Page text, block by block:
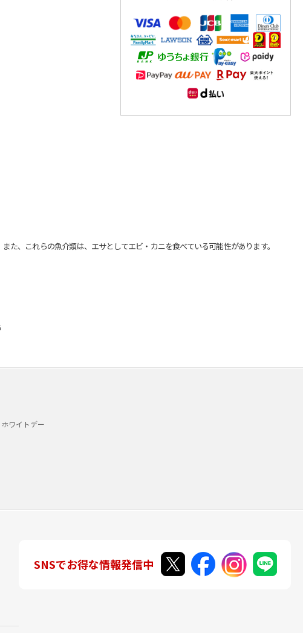
、これらの魚介類は、エサとしてエビ・カニを食べている可能性があります。
ホワイトデー
SNSでお得な情報発信中